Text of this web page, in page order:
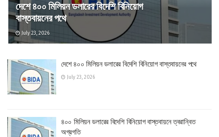
দেশে ৪০০ মিলিয়ন ডলারের বিদেশি বিনিয়োগ
বাস্তবায়নের পথে
July 23, 2026
দেশে ৪০০ মিলিয়ন ডলারের বিদেশি বিনিয়োগ বাস্তবায়নের পথে
July 23, 2026
৪০০ মিলিয়ন ডলারের বিদেশি বিনিয়োগ বাস্তবায়নে ত্বরান্বিত
অগ্রগতি